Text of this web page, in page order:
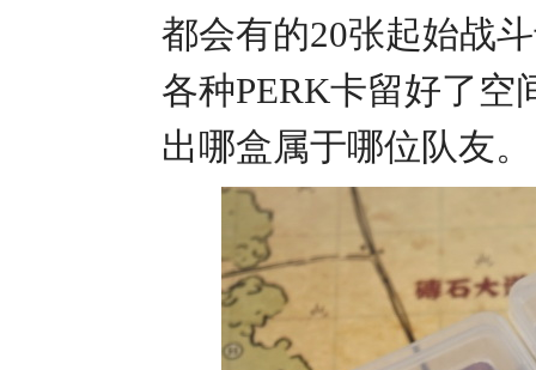
都会有的20张起始战
各种PERK卡留好了
出哪盒属于哪位队友。